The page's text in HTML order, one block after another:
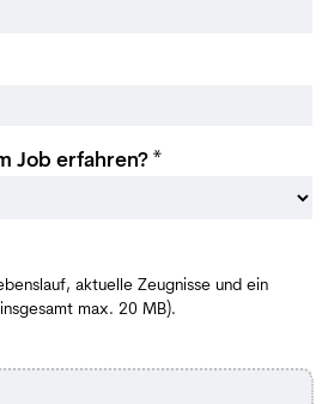
Job erfahren? *
aktuelle Zeugnisse und ein
max. 20 MB).